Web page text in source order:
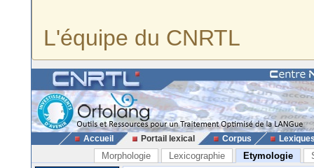
L'équipe du CNRTL
Accueil Portail lexical Corpus
Morphologie Lexicographie Etymologie